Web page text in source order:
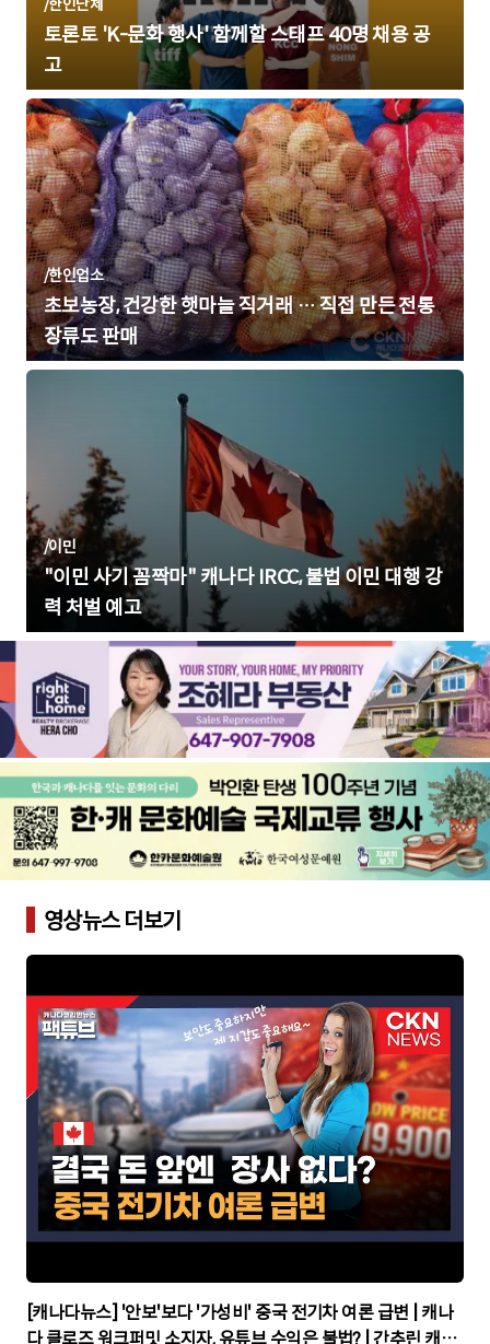
/한인단체
토론토 'K-문화 행사' 함께할 스태프 40명 채용 공
고
/한인업소
초보농장, 건강한 햇마늘 직거래 … 직접 만든 전통
장류도 판매
/이민
"이민 사기 꼼짝마" 캐나다 IRCC, 불법 이민 대행 강
력 처벌 예고
영상뉴스 더보기
▶
[캐나다뉴스] '안보'보다 '가성비' 중국 전기차 여론 급변 | 캐나
다 클로즈 워크퍼밋 소지자, 유튜브 수익은 불법? | 간추린 캐나